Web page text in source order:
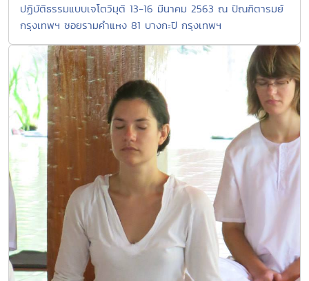
ปฏิบัติธรรมแบบเจโตวิมุติ 13-16 มีนาคม 2563 ณ ปัณฑิตารมย์
กรุงเทพฯ ซอยรามคำแหง 81 บางกะปิ กรุงเทพฯ